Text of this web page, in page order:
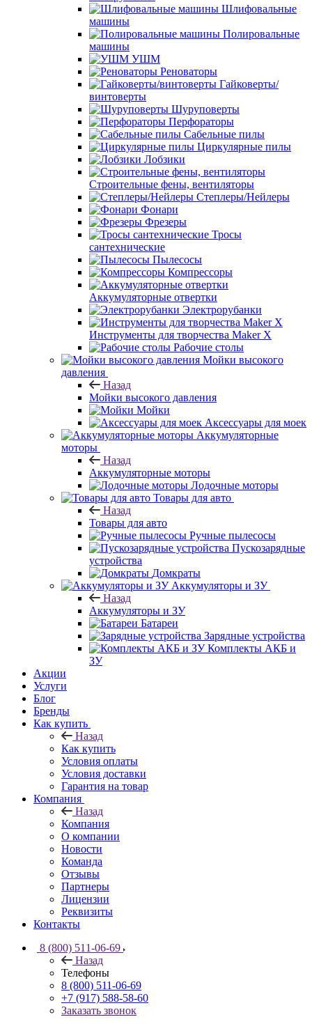
Шлифовальные
машины
Полировальные
машины
УШМ
Реноваторы
Гайковерты/
винтоверты
Шуруповерты
Перфораторы
Сабельные пилы
Циркулярные пилы
Лобзики
Строительные фены, вентиляторы
Степлеры/Нейлеры
Фонари
Фрезеры
Тросы
сантехнические
Пылесосы
Компрессоры
Аккумуляторные отвертки
Электрорубанки
Инструменты для творчества Maker X
Рабочие столы
Мойки высокого
давления
Назад
Мойки высокого давления
Мойки
Аксессуары для моек
Аккумуляторные
моторы
Назад
Аккумуляторные моторы
Лодочные моторы
Товары для авто
Назад
Товары для авто
Ручные пылесосы
Пускозарядные
устройства
Домкраты
Аккумуляторы и ЗУ
Назад
Аккумуляторы и ЗУ
Батареи
Зарядные устройства
Комплекты АКБ и
ЗУ
Акции
Услуги
Блог
Бренды
Как купить
Назад
Как купить
Условия оплаты
Условия доставки
Гарантия на товар
Компания
Назад
Компания
О компании
Новости
Команда
Отзывы
Партнеры
Лицензии
Реквизиты
Контакты
8 (800) 511-06-69
Назад
Телефоны
8 (800) 511-06-69
+7 (917) 588-58-60
Заказать звонок